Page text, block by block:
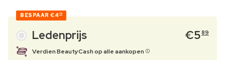
BESPAAR €4 10
Ledenprijs €589
Verdien BeautyCash op alle aankopen